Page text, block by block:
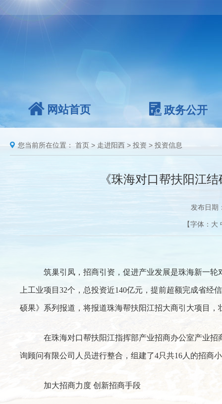
网站首页 政务公开
您当前所在位置： 首页 > 走进阳西 > 投资 > 投资信息
《珠海对口帮扶阳江
发布日
【字体： 大
筑巢引凤，招商引资，促进产业发展是珠海新一轮
上工业项目32个，总投资近140亿元，提前超额完成省
硕果》系列报道，将报道珠海帮扶阳江招大商引大项目，
在珠海对口帮扶阳江指挥部产业招商办公室产业招
询顾问有限公司人员进行整合，组建了4只共16人的招商
加大招商力度 创新招商手段